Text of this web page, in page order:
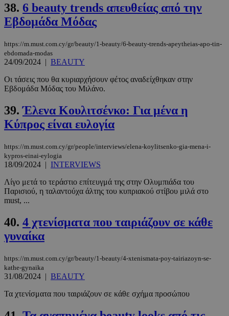
38. 6 beauty trends απευθείας από την
Εβδομάδα Μόδας
https://m.must.com.cy/gr/beauty/1-beauty/6-beauty-trends-apeytheias-apo-tin-
ebdomada-modas
24/09/2024 | BEAUTY
Οι τάσεις που θα κυριαρχήσουν φέτος αναδείχθηκαν στην
Εβδομάδα Μόδας του Μιλάνο.
39.Έλενα Κουλιτσένκο: Για μένα η
Κύπρος είναι ευλογία
https://m.must.com.cy/gr/people/interviews/elena-koylitsenko-gia-mena-i-
kypros-einai-eylogia
18/09/2024 | INTERVIEWS
Λίγο μετά το τεράστιο επίτευγμά της στην Ολυμπιάδα του
Παρισιού, η ταλαντούχα άλτης του κυπριακού στίβου μιλά στο
must, ...
40. 4 χτενίσματα που ταιριάζουν σε κάθε
γυναίκα
https://m.must.com.cy/gr/beauty/1-beauty/4-xtenismata-poy-tairiazoyn-se-
kathe-gynaika
31/08/2024 | BEAUTY
Τα χτενίσματα που ταιριάζουν σε κάθε σχήμα προσώπου